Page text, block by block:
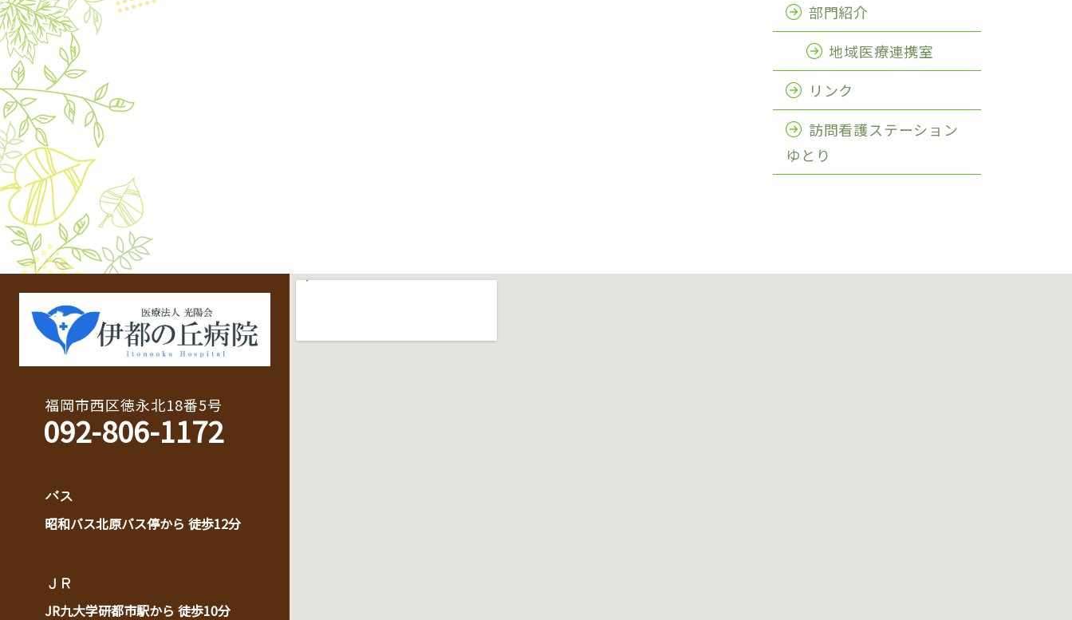
部門紹介
地域医療連携室
リンク
訪問看護ステーション
ゆとり
福岡市西区徳永北18番5号
092-806-1172
バス
昭和バス北原バス停から 徒歩12分
ＪＲ
JR九大学研都市駅から 徒歩10分